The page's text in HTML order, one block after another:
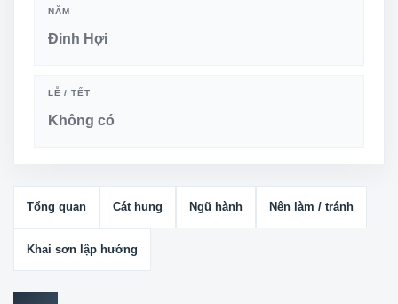
NĂM
Đinh Hợi
LỄ / TẾT
Không có
Tổng quan Cát hung Ngũ hành Nên làm / tránh
Khai sơn lập hướng